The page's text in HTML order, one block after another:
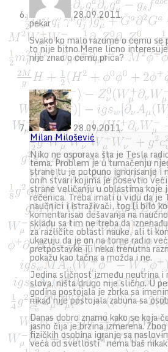
28.09.2011.
pekar
Svako ko malo razume o cemu
to nije bitno.Mene licno
nije znao o cemu prica?
28.09.2011.
Milan Milošević
Niko ne osporava šta je Tesla
tema. Problem je u tumačenju
strane tu je potpuno ignorisanje i
onih stvari kojima je posevtio
strane veličanju u oblastima koje
rečenica. Treba imati u vidu da je
naučnici i istraživači, tog (i bilo
komentarisao dešavanja na
skladu sa tim ne treba da
za različite oblasti nauke, ali ti
ukazuju da je on na tome radio
pretpostavke ili neka trenutna
pokažu kao tačna a možda i ne.
Jedina sličnost između neutrina i
slova, ništa drugo nije slično. U
godina postojala je zbrka sa
nikad nije postojala zabuna sa
Danas dobro znamo kako se koja
jasno čija je brzina izmerena.
fizičkih osobina igranje sa
veća od svetlosti” nema baš